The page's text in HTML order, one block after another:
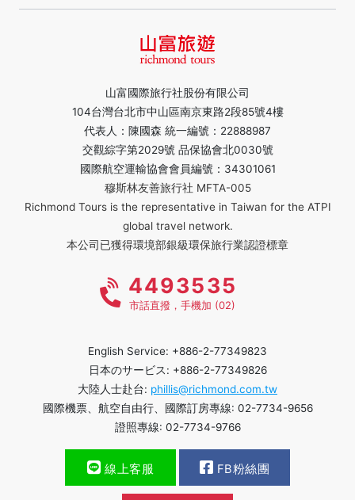
山富國際旅行社股份有限公司
104台灣台北市中山區南京東路2段85號4樓
代表人：陳國森 統一編號：22888987
交觀綜字第2029號 品保協會北0030號
國際航空運輸協會會員編號：34301061
穆斯林友善旅行社 MFTA-005
Richmond Tours is the representative in Taiwan for the ATPI
global travel network.
本公司已獲得環境部銀級環保旅行業認證標章
4493535
市話直撥，手機加 (02)
English Service: +886-2-77349823
日本のサービス: +886-2-77349826
大陸人士赴台: phillis@richmond.com.tw
國際機票、航空自由行、國際訂房專線: 02-7734-9656
證照專線: 02-7734-9766
線上客服 FB粉絲團